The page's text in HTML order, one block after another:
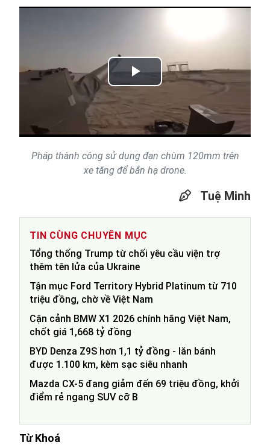
Play
Video
Pháp thành công sử dụng đạn chùm 120mm trên
xe tăng để bắn hạ drone.
Tuệ Minh
TIN CÙNG CHUYÊN MỤC
Tổng thống Trump từ chối yêu cầu viện trợ
thêm tên lửa của Ukraine
Tận mục Ford Territory Hybrid Platinum từ 710
triệu đồng, chờ về Việt Nam
Cận cảnh BMW X1 2026 chính hãng Việt Nam,
chốt giá 1,668 tỷ đồng
BYD Denza Z9S hơn 1,1 tỷ đồng - lăn bánh
được 1.100 km, kèm sạc siêu nhanh
Mazda CX-5 đang giảm đến 69 triệu đồng, khởi
điểm rẻ ngang SUV cỡ B
Từ Khoá